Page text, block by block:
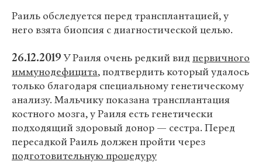
Раиль обследуется перед трансплантацией, у
него взята биопсия с диагностической целью.
26.12.2019У Раиля очень редкий вид первичного
иммунодефицита, подтвердить который удалось
только благодаря специальному генетическому
анализу. Мальчику показана трансплантация
костного мозга, у Раиля есть генетически
подходящий здоровый донор — сестра. Перед
пересадкой Раиль должен пройти через
подготовительную процедуру